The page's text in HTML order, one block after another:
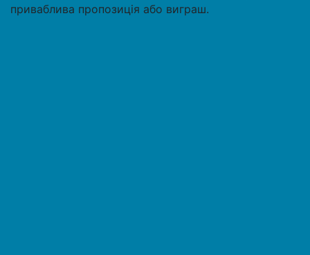
приваблива пропозиція або виграш.